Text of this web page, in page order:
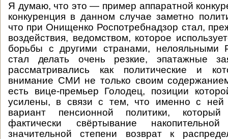
Я думаю, что это — пример аппаратной
конкуренция в данном случае заметно
что при Онищенко Роспотребнадзор стал,
воздействия, ведомством, которое
борьбы с другими странами, нелояльными
стал делать очень резкие, эпатажные
рассматривались как политические и
внимание СМИ не только своим
есть вице-премьер Голодец, позиции
усилены, в связи с тем, что именно с ней
вариант пенсионной политики, который
фактически свёртывание
значительной степени возврат к